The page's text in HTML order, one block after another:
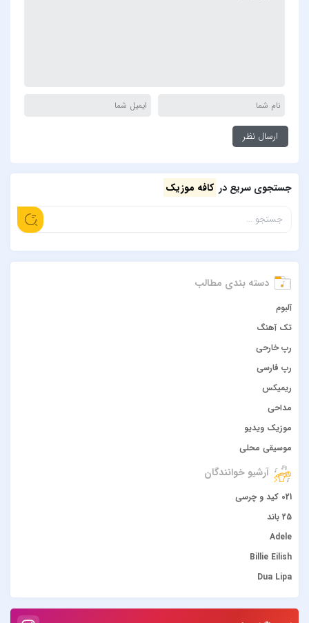
جستجوی سریع در کافه موزیک
دسته بندی مطالب
آلبوم
تک آهنگ
رپ خارحی
رپ فارسی
ریمیکس
مداحی
موزیک ویدیو
موسیقی محلی
آرشیو خوانندگان
021 کید و چرسی
25 باند
Adele
Billie Eilish
Dua Lipa